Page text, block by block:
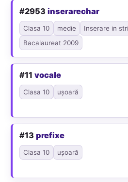
#2953inserarechar
Clasa 10 medie
Inserare in
Bacalaureat 2009
#11vocale
Clasa 10 ușoară
#13prefixe
Clasa 10 ușoară